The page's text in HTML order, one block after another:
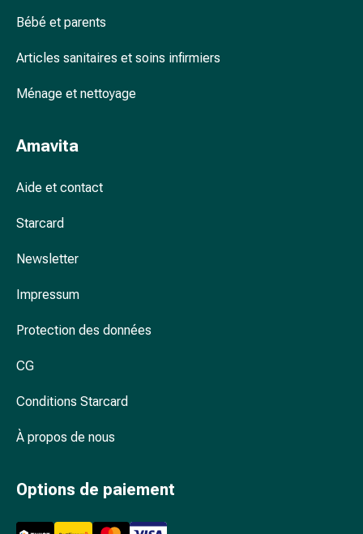
corps
Soins
cellulite
corps
Soins
Culottes
Lingettes
intime
Bébé et parents
Articles sanitaires et soins infirmiers
Ménage et nettoyage
Amavita
Aide et contact
Starcard
Newsletter
Impressum
Protection des données
CG
Conditions Starcard
À propos de nous
Options de paiement